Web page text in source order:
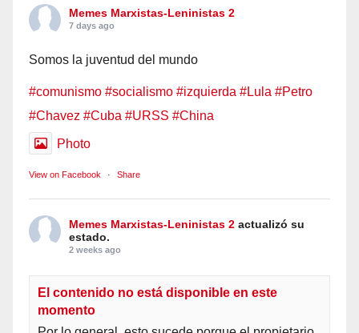
Memes Marxistas-Leninistas 2
7 days ago
Somos la juventud del mundo
#comunismo #socialismo #izquierda #Lula #Petro
#Chavez #Cuba #URSS #China
Photo
View on Facebook · Share
Memes Marxistas-Leninistas 2 actualizó su
estado.
2 weeks ago
El contenido no está disponible en este
momento